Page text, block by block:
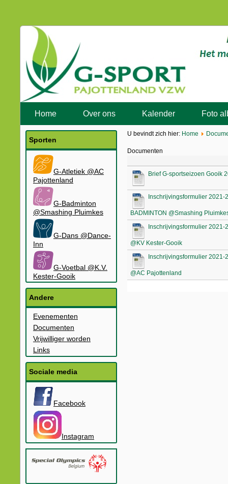
Home Over ons Kalender Foto
Sporten
G-Atletiek @AC
Pajottenland
G-Badminton
@Smashing Pluimkes
G-Dans @Dance-
Inn
G-Voetbal @K.V.
Kester-Gooik
Andere
Evenementen
Documenten
Vrijwilliger worden
Links
Sociale media
Facebook
Instagram
U bevindt zich hier: Home
Documenten
Brief G-sportseizoen Gooik
Inschrijvingsformulier 2021-
BADMINTON @Smashing
Inschrijvingsformulier 2021-
@KV Kester-Gooik
Inschrijvingsformulier 2021-
@AC Pajottenland